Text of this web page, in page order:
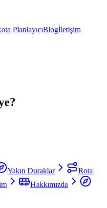
PlanlayıcıBlogİletişim
Yakın Duraklar
Rota
Hakkımızda